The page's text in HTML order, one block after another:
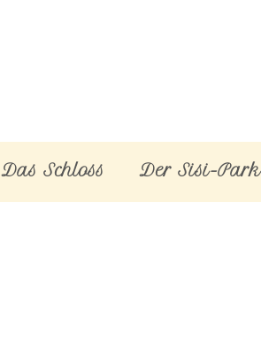
Das Schloss Der Sisi-Park